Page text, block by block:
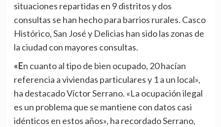
situaciones repartidas en 9 distritos y dos
consultas se han hecho para barrios rurales. Casco
Histórico, San José y Delicias han sido las zonas de
la ciudad con mayores consultas.
«En cuanto al tipo de bien ocupado, 20 hacían
referencia a viviendas particulares y 1 a un local»,
ha destacado Víctor Serrano. «La ocupación ilegal
es un problema que se mantiene con datos casi
idénticos en estos años», ha recordado Serrano,